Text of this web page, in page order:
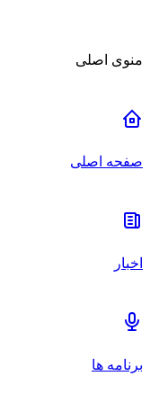
منوی اصلی
صفحه اصلی
اخبار
برنامه ها